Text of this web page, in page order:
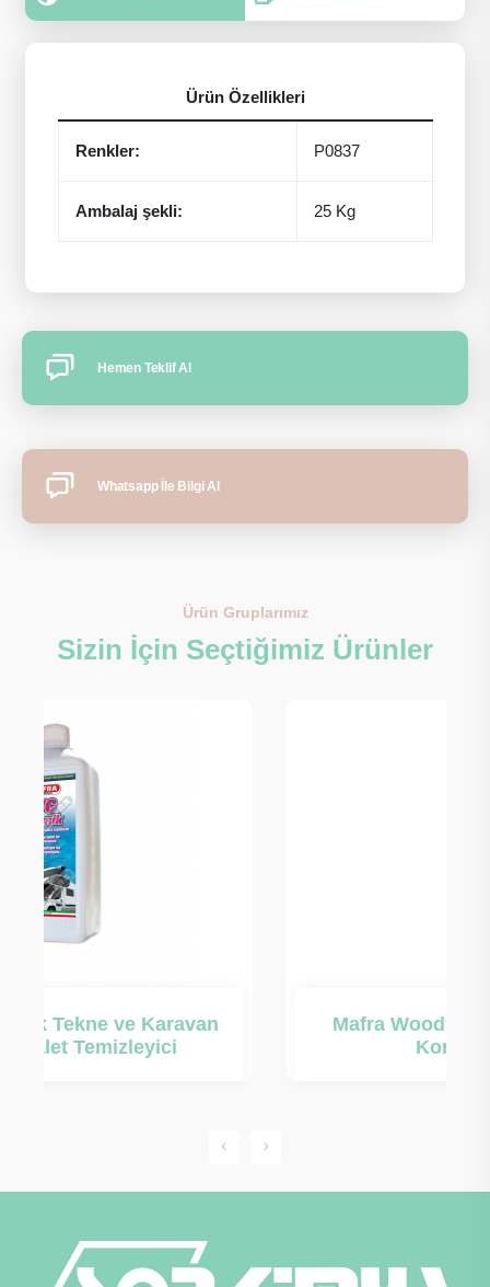
Ürün Özellikleri
Renkler: P0837
Ambalaj şekli: 25 Kg
Hemen Teklif Al
Whatsapp İle Bilgi Al
Ürün Gruplarımız
Sizin İçin Seçtiğimiz Ürünler
Mafra Woody Teak Temizleyici ve
Koruyucu Ürün